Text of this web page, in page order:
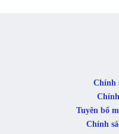
Chính
Tuyên bố
Chính